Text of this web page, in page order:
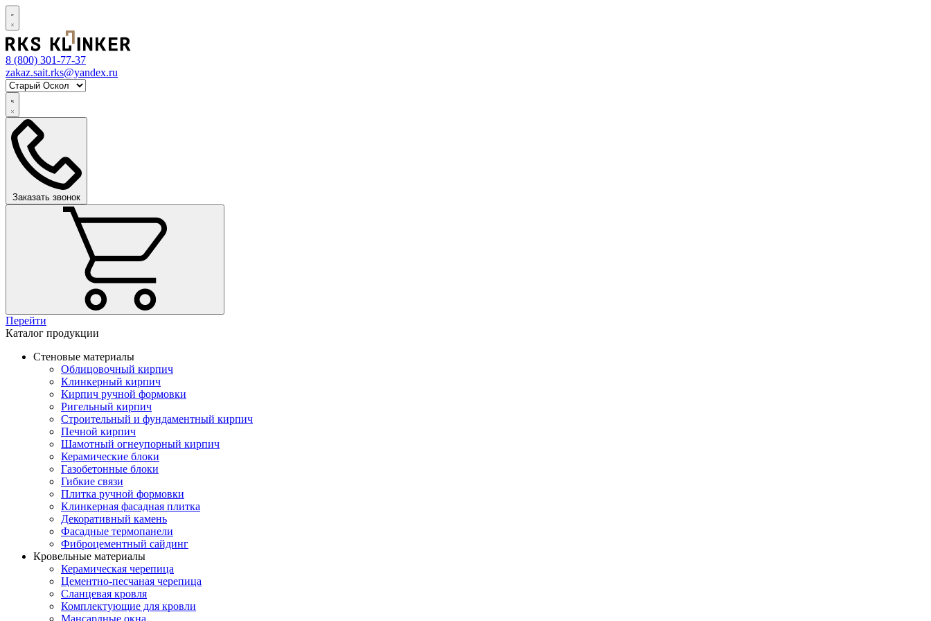
8 (800) 301-77-37
zakaz.sait.rks@yandex.ru
Заказать звонок
Перейти
Каталог продукции
Стеновые материалы
Облицовочный кирпич
Клинкерный кирпич
Кирпич ручной формовки
Ригельный кирпич
Строительный и фундаментный кирпич
Печной кирпич
Шамотный огнеупорный кирпич
Керамические блоки
Газобетонные блоки
Гибкие связи
Плитка ручной формовки
Клинкерная фасадная плитка
Декоративный камень
Фасадные термопанели
Фиброцементный сайдинг
Кровельные материалы
Керамическая черепица
Цементно-песчаная черепица
Сланцевая кровля
Комплектующие для кровли
Мансардные окна